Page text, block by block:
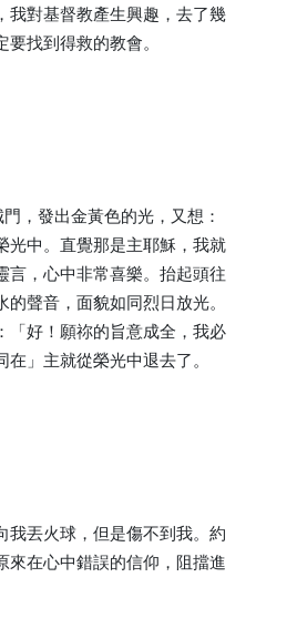
我對基督教產生興趣，去了幾
找到得救的教會。
，發出金黃色的光，又想：
光中。直覺那是主耶穌，我就
言，心中非常喜樂。抬起頭往
聲音，面貌如同烈日放光。
好！願祢的旨意成全，我必
」主就從榮光中退去了。
我丟火球，但是傷不到我。約
來在心中錯誤的信仰，阻擋進